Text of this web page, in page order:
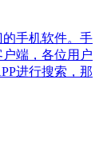
手机软件。手
端，各位用户
进行搜索，那